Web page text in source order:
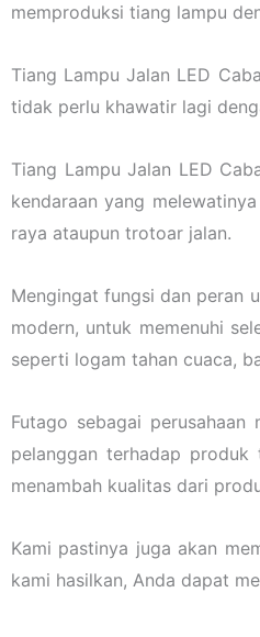
memproduksi tiang lampu
Tiang Lampu Jalan LED
tidak perlu khawatir lagi
Tiang Lampu Jalan LED
kendaraan yang
raya ataupun trotoar jalan.
Mengingat fungsi dan peran
modern, untuk memenuhi
seperti logam tahan cuaca,
Futago sebagai
pelanggan terhadap
menambah kualitas dari
Kami pastinya juga akan
kami hasilkan, Anda dapat